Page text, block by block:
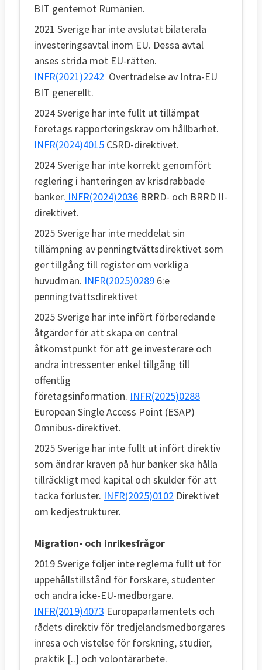
BIT gentemot Rumänien.
2021 Sverige har inte avslutat bilaterala
investeringsavtal inom EU. Dessa avtal
anses strida mot EU-rätten.
INFR(2021)2242 Överträdelse av Intra-EU
BIT generellt.
2024 Sverige har inte fullt ut tillämpat
företags rapporteringskrav om hållbarhet.
INFR(2024)4015 CSRD-direktivet.
2024 Sverige har inte korrekt genomfört
reglering i hanteringen av krisdrabbade
banker. INFR(2024)2036 BRRD- och BRRD II-
direktivet.
2025 Sverige har inte meddelat sin
tillämpning av penningtvättsdirektivet som
ger tillgång till register om verkliga
huvudmän. INFR(2025)0289 6:e
penningtvättsdirektivet
2025 Sverige har inte infört förberedande
åtgärder för att skapa en central
åtkomstpunkt för att ge investerare och
andra intressenter enkel tillgång till
offentlig
företagsinformation. INFR(2025)0288
European Single Access Point (ESAP)
Omnibus-direktivet.
2025 Sverige har inte fullt ut infört direktiv
som ändrar kraven på hur banker ska hålla
tillräckligt med kapital och skulder för att
täcka förluster. INFR(2025)0102 Direktivet
om kedjestrukturer.
Migration- och inrikesfrågor
2019 Sverige följer inte reglerna fullt ut för
uppehållstillstånd för forskare, studenter
och andra icke-EU-medborgare.
INFR(2019)4073 Europaparlamentets och
rådets direktiv för tredjelandsmedborgares
inresa och vistelse för forskning, studier,
praktik [..] och volontärarbete.